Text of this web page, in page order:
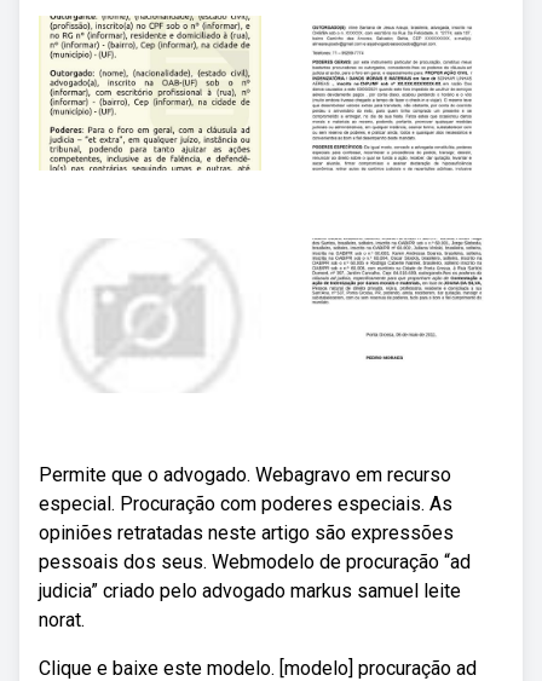
Permite que o advogado. Webagravo em recurso
especial. Procuração com poderes especiais. As
opiniões retratadas neste artigo são expressões
pessoais dos seus. Webmodelo de procuração “ad
judicia” criado pelo advogado markus samuel leite
norat.
Clique e baixe este modelo. [modelo] procuração ad